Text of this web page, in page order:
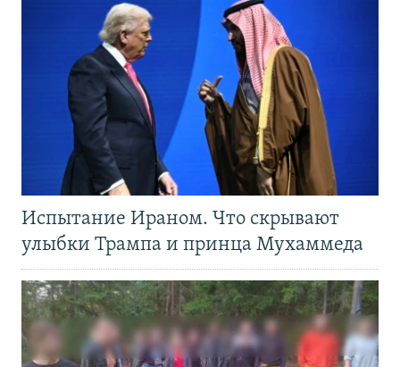
Испытание Ираном. Что скрывают
улыбки Трампа и принца Мухаммеда